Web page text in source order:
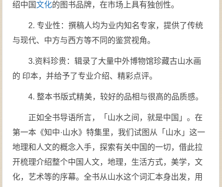
绍中国文化的图书品牌，在市场上具有独创性。
2. 专业性：撰稿人均为业内知名专家，提供了传统
与现代、中方与西方等不同的鉴赏视角。
3.资料珍贵：辑录了大量中外博物馆珍藏古山水画
的 印本，并给予了专业介绍、精彩点评。
4. 整本书版式精美，较好的品相与很高的品质感。
正如全书导语所言，「山水之间，就是中国」。在
第一本《知中·山水》特集里，我们试图从「山水」这一
地理和人文的概念入手，探索有关中国的一切，借此拉
开梳理介绍整个中国人文，地理，生活方式，美学，文
化，艺术等的序幕。全书从山水这个词汇本身出发，用